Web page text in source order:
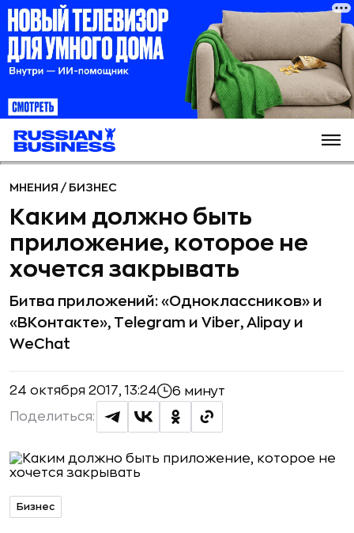
МНЕНИЯ / БИЗНЕС
Каким должно быть
приложение, которое не
хочется закрывать
Битва приложений: «Одноклассников» и
«ВКонтакте», Telegram и Viber, Alipay и
WeChat
24 октября 2017, 13:24 6 минут
Поделиться:
Бизнес